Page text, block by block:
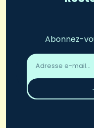
Abonnez-
Adresse
email